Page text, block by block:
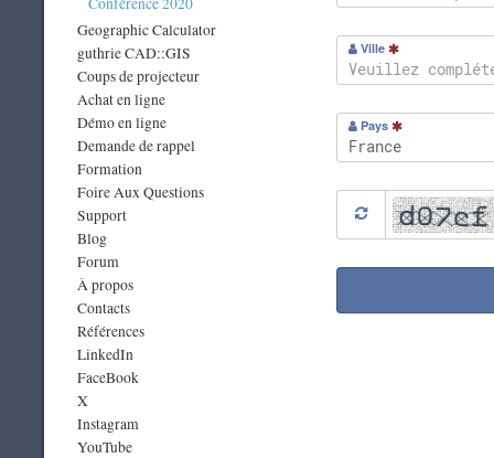
Geographic Calculator
guthrie CAD::GIS
Coups de projecteur
Achat en ligne
Démo en ligne
Demande de rappel
Formation
Foire Aux Questions
Support
Blog
Forum
À propos
Contacts
Références
LinkedIn
FaceBook
X
Instagram
YouTube
Ville
Pays